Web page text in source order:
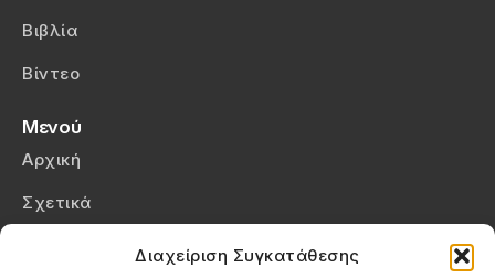
Διαχείριση Συγκατάθεσης
Βιβλία
Βίντεο
Μενού
Αρχική
Σχετικά